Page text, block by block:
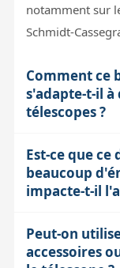
notamment sur
Schmidt-
Comment ce
s'adapte-t-il
télescopes ?
Le boîtier
sorties RCA
bandes
instruments
Est-ce que
beaucoup
impacte-t-il
Chaque canal
qui peut
Peut-on
accessoires